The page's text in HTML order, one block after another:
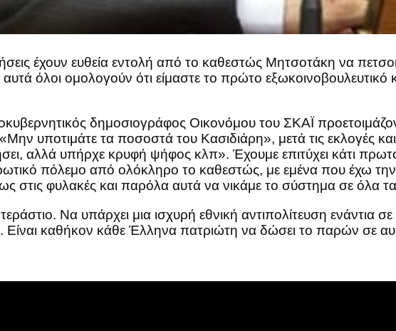
έχουν ευθεία εντολή από το καθεστώς Μητσοτάκη να
όλοι ομολογούν ότι είμαστε το πρώτο εξωκοινοβουλευτικό
δημοσιογράφος Οικονόμου του ΣΚΑΪ
υποτιμάτε τα ποσοστά του Κασιδιάρη», μετά τις εκλογές
αλλά υπήρχε κρυφή ψήφος κλπ». Έχουμε επιτύχει κάτι
πόλεμο από ολόκληρο το καθεστώς, με εμένα που έχω την
στις φυλακές και παρόλα αυτά να νικάμε το σύστημα σε όλα
Να υπάρχει μια ισχυρή εθνική αντιπολίτευση ενάντια
Είναι καθήκον κάθε Έλληνα πατριώτη να δώσει το παρών σε